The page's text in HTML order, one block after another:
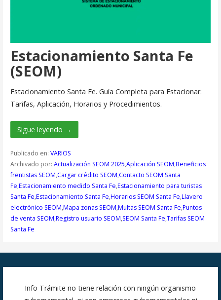
Estacionamiento Santa Fe
(SEOM)
Estacionamiento Santa Fe. Guía Completa para Estacionar:
Tarifas, Aplicación, Horarios y Procedimientos.
Sigue leyendo →
Publicado en: VARIOS
Archivado por: Actualización SEOM 2025,Aplicación SEOM,Beneficios
frentistas SEOM,Cargar crédito SEOM,Contacto SEOM Santa
Fe,Estacionamiento medido Santa Fe,Estacionamiento para turistas
Santa Fe,Estacionamiento Santa Fe,Horarios SEOM Santa Fe,Llavero
electrónico SEOM,Mapa zonas SEOM,Multas SEOM Santa Fe,Puntos
de venta SEOM,Registro usuario SEOM,SEOM Santa Fe,Tarifas SEOM
Santa Fe
Info Trámite no tiene relación con ningún organismo